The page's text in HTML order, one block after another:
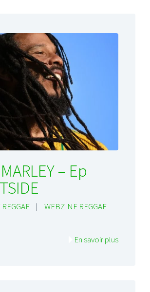
– Ep
| WEBZINE REGGAE
En savoir plus